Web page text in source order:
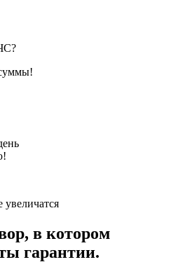
увеличатся
в котором
гарантии.